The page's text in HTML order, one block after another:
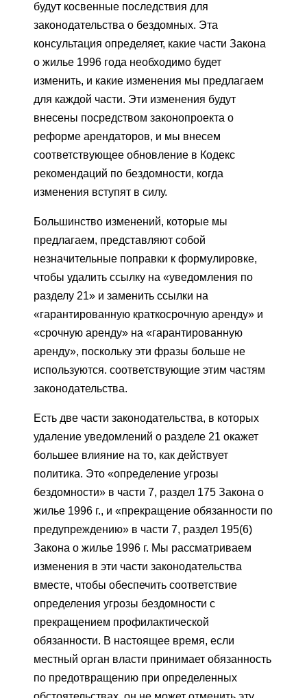
будут косвенные последствия для
законодательства о бездомных. Эта
консультация определяет, какие части Закона
о жилье 1996 года необходимо будет
изменить, и какие изменения мы предлагаем
для каждой части. Эти изменения будут
внесены посредством законопроекта о
реформе арендаторов, и мы внесем
соответствующее обновление в Кодекс
рекомендаций по бездомности, когда
изменения вступят в силу.
Большинство изменений, которые мы
предлагаем, представляют собой
незначительные поправки к формулировке,
чтобы удалить ссылку на «уведомления по
разделу 21» и заменить ссылки на
«гарантированную краткосрочную аренду» и
«срочную аренду» на «гарантированную
аренду», поскольку эти фразы больше не
используются. соответствующие этим частям
законодательства.
Есть две части законодательства, в которых
удаление уведомлений о разделе 21 окажет
большее влияние на то, как действует
политика. Это «определение угрозы
бездомности» в части 7, раздел 175 Закона о
жилье 1996 г., и «прекращение обязанности по
предупреждению» в части 7, раздел 195(6)
Закона о жилье 1996 г. Мы рассматриваем
изменения в эти части законодательства
вместе, чтобы обеспечить соответствие
определения угрозы бездомности с
прекращением профилактической
обязанности. В настоящее время, если
местный орган власти принимает обязанность
по предотвращению при определенных